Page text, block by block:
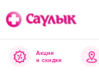
Акции
и скидки